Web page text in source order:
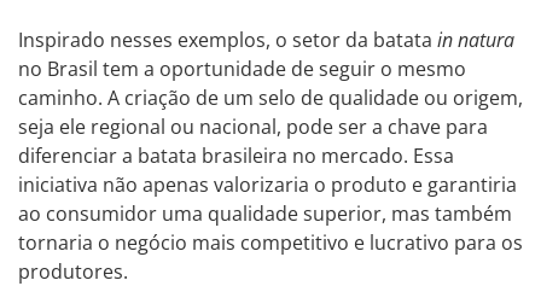
Inspirado nesses exemplos, o setor da batata in natura
no Brasil tem a oportunidade de seguir o mesmo
caminho. A criação de um selo de qualidade ou origem,
seja ele regional ou nacional, pode ser a chave para
diferenciar a batata brasileira no mercado. Essa
iniciativa não apenas valorizaria o produto e garantiria
ao consumidor uma qualidade superior, mas também
tornaria o negócio mais competitivo e lucrativo para os
produtores.